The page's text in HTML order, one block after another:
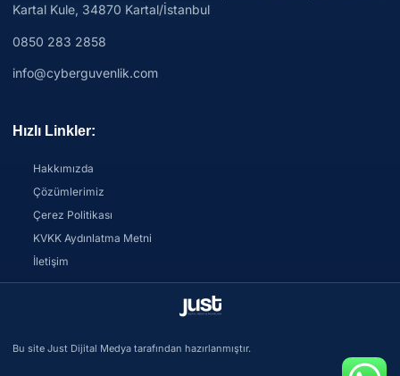
Kartal Kule, 34870 Kartal/İstanbul
0850 283 2858
info@cyberguvenlik.com
Hızlı Linkler:
Hakkımızda
Çözümlerimiz
Çerez Politikası
KVKK Aydınlatma Metni
İletişim
Bu site Just Dijital Medya tarafından hazırlanmıştır.